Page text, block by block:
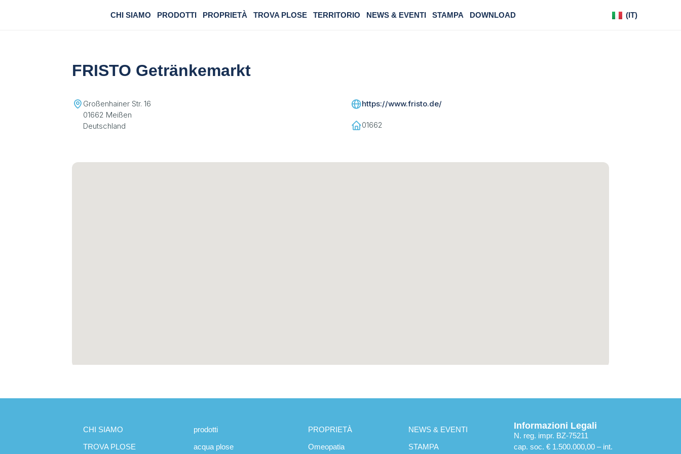
CHI SIAMO PRODOTTI PROPRIETÀ TROVA PLOSE TERRITORIO NEWS & EVENTI STAMPA DOWNLOAD (IT)
(DE)
FRISTO Getränkemarkt
Großenhainer Str. 16
01662 Meißen
Deutschland
https://www.fristo.de/
01662
CHI SIAMO
TROVA PLOSE
prodotti
acqua plose
PROPRIETÀ
Omeopatia
NEWS & EVENTI
STAMPA
Informazioni Legali
N. reg. impr. BZ-75211
cap. soc. € 1.500.000,00 – int.